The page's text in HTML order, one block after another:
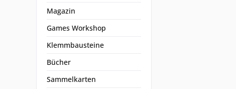
Magazin
Games Workshop
Klemmbausteine
Bücher
Sammelkarten